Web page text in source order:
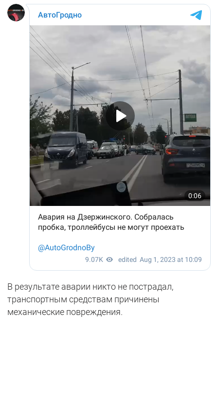
В результате аварии никто не пострадал,
транспортным средствам причинены
механические повреждения.